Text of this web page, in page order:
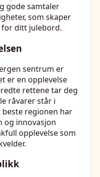
gode samtaler
som skaper
ditt julebord.
sentrum er
er en opplevelse
rettene tar deg
råvarer står i
regionen har
og innovasjon
opplevelse som